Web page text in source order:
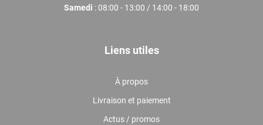
Samedi : 08:00 - 13:00 / 14:00 - 18:00
Liens utiles
À propos
Livraison et paiement
Actus / promos